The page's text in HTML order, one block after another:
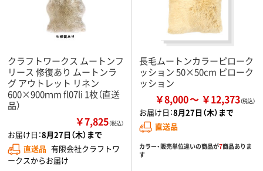
クラフトワークス ムートンフ
リース 修復あり ムートンラ
グ アウトレット リネン
600×900ｍm fl07li 1枚（直送
品）
￥7,825（税込）
お届け日：8月27日（木）まで
直送品 有限会社クラフトワ
ークスからお届け
長毛ムートンカラーピローク
ッション 50×50cm ピローク
ッション
￥8,000 ￥12,373
お届け日：8月27日（木）まで
直送品
カラー・販売単位違いの商品が7商品ありま
す